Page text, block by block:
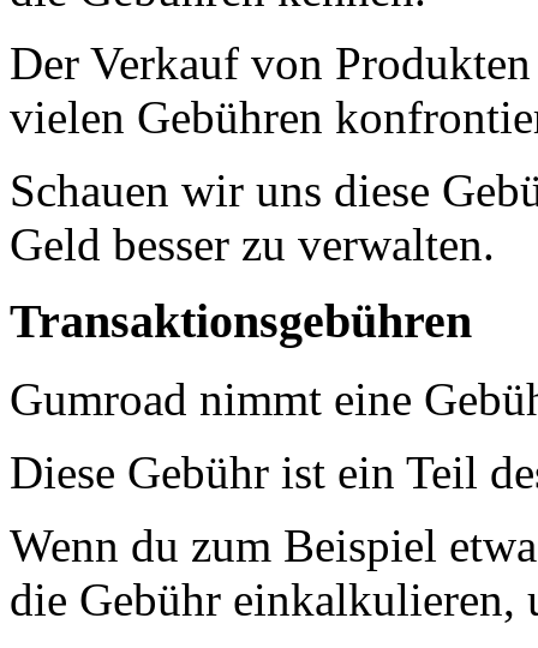
Der Verkauf von
vielen Gebühren
Schauen wir uns diese
Geld besser zu verwalten.
Transaktionsgebühren
Gumroad nimmt eine
Diese Gebühr ist ein Teil
Wenn du zum Beispiel
die Gebühr einkalkulieren,